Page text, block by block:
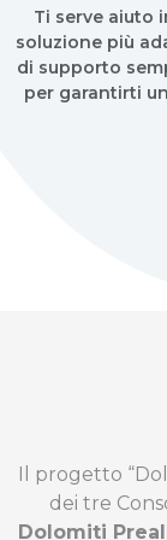
Ti serve aiuto
soluzione più
di supporto
per garantirti
Il progetto
dei tre
Dolomiti